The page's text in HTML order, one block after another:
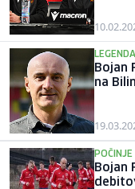
Bojan
na
Bojan